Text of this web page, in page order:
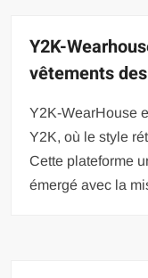
Y2K-
vêtements
Y2K-WearHouse
Y2K, où le style
Cette plateforme
émergé avec la